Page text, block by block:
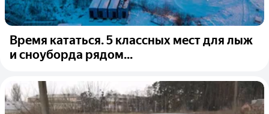
Время кататься. 5 классных мест для лыж
и сноуборда рядом...